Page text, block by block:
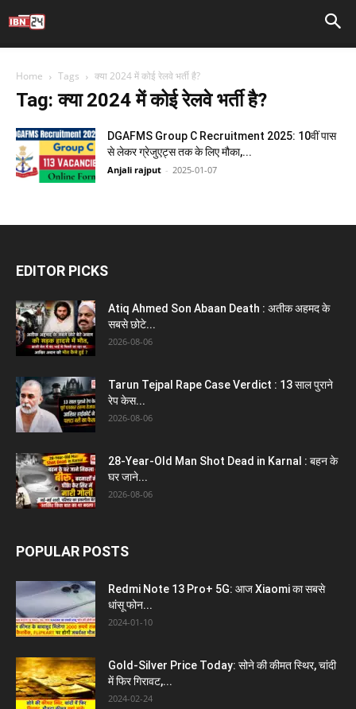
Home Tags क्या 2024 में कोई रेलवे भर्ती है?
Tag: क्या 2024 में कोई रेलवे भर्ती है?
DGAFMS Group C Recruitment 2025: 10वीं पास
से लेकर ग्रेजुएट्स तक के लिए मौका,...
Anjali rajput - 2025-01-07
EDITOR PICKS
Atiq Ahmed Son Abaan Death : अतीक अहमद के
सबसे छोटे...
2026-08-06
Tarun Tejpal Rape Case Verdict : 13 साल पुराने
रेप केस...
2026-08-06
28-Year-Old Man Shot Dead in Karnal : बहन के
घर जाने...
2026-08-06
POPULAR POSTS
Redmi Note 13 Pro+ 5G: आज Xiaomi का सबसे
धांसू फोन...
2024-01-10
Gold-Silver Price Today: सोने की कीमत स्थिर, चांदी
में फिर गिरावट,...
2024-02-24